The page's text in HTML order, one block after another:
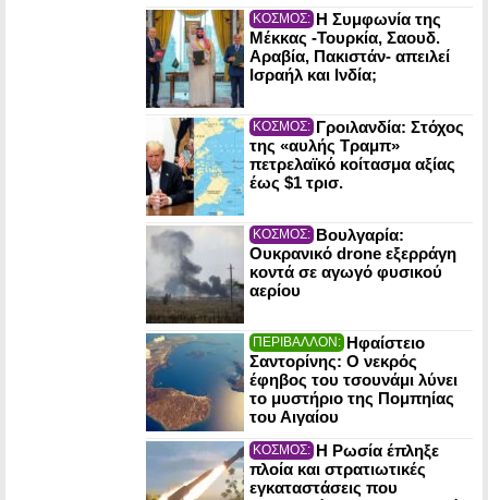
ΚΟΣΜΟΣ: Η Συμφωνία της
Μέκκας -Τουρκία, Σαουδ.
Αραβία, Πακιστάν- απειλεί
Ισραήλ και Ινδία;
ΚΟΣΜΟΣ: Γροιλανδία: Στόχος
της «αυλής Τραμπ»
πετρελαϊκό κοίτασμα αξίας
έως $1 τρισ.
ΚΟΣΜΟΣ: Βουλγαρία:
Ουκρανικό drone εξερράγη
κοντά σε αγωγό φυσικού
αερίου
ΠΕΡΙΒΑΛΛΟΝ: Ηφαίστειο
Σαντορίνης: Ο νεκρός
έφηβος του τσουνάμι λύνει
το μυστήριο της Πομπηίας
του Αιγαίου
ΚΟΣΜΟΣ: Η Ρωσία έπληξε
πλοία και στρατιωτικές
εγκαταστάσεις που